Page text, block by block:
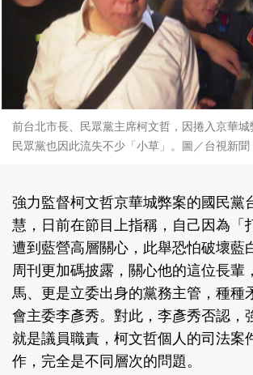
前台北市長、民眾黨主席柯文哲，因捲入京華城
民眾黨也因此流失不少「小草」。圖／台視新聞
強力監督柯文哲京華城弊案的國民黨
慧，日前在節目上指稱，自己因為「
遭到藍營高層關心，此舉恐怕破壞藍
周刊更加碼披露，關心他的這位長輩
馬、更是立委出身的黨務主管，種種
會主委李彥秀。對此，李彥秀否認，
就是議員職責，柯文哲個人的司法案
作，完全是不同層次的問題。